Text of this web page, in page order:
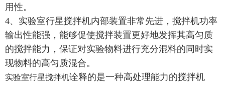
用性。
4、实验室行星搅拌机内部装置非常先进，搅拌机功率
输出性能强，能够促使搅拌装置更好地发挥其高匀质
的搅拌能力，保证对实验物料进行充分混料的同时实
现物料的高匀质混合。
实验室行星搅拌机诠释的是一种高处理能力的搅拌机